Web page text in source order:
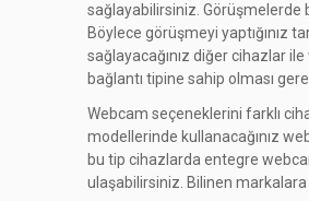
sağlayabilirsiniz. Görüşmelerde
Böylece görüşmeyi yaptığınız
sağlayacağınız diğer cihazlar
bağlantı tipine sahip olması
Webcam seçeneklerini farklı
modellerinde kullanacağınız
bu tip cihazlarda entegre
ulaşabilirsiniz. Bilinen markalara